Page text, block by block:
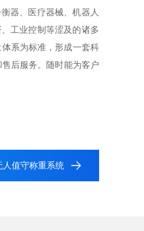
器、医疗器械、机器人
工业控制等涩及的诸多
系为标准，形成一套科
后服务。随时能为客户
人值守称重系统